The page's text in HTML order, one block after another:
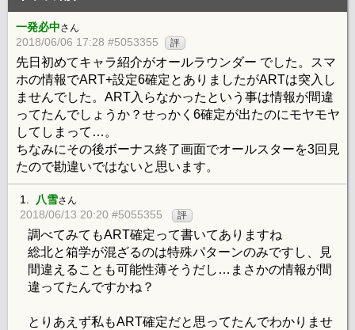
一発必中さん
2018/06/06 17:28 #5053355 評
先日初めてキャラ紹介がオールラウンダー でした。スマ
ホの情報でART+設定6確定とありましたがARTは突入し
ませんでした。ART入らなかったという事は情報が間違
ってたんでしょうか？せっかく6確定が出たのにモヤモヤ
してしまって…。
ちなみにその後ボーナス終了画面でオールスターを3回見
たので勘違いではないと思います。
1. 八雪さん
2018/06/13 20:20 #5055355 評
調べてみてもART確定って書いてありますね
総北と箱学が混ざるのは特殊パターンのみですし、見
間違えることも可能性薄そうだし…まさかの情報が間
違ってたんですかね？
とりあえず私もART確定だと思ってたんでわかりませ